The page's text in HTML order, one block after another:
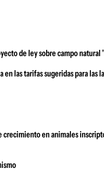
de ley sobre campo
las tarifas sugeridas para las
en animales